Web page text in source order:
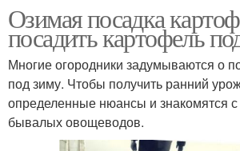
Озимая посадка
посадить картофель
Многие огородники задумываются о
под зиму. Чтобы получить ранний
определенные нюансы и знакомятся с
бывалых овощеводов.